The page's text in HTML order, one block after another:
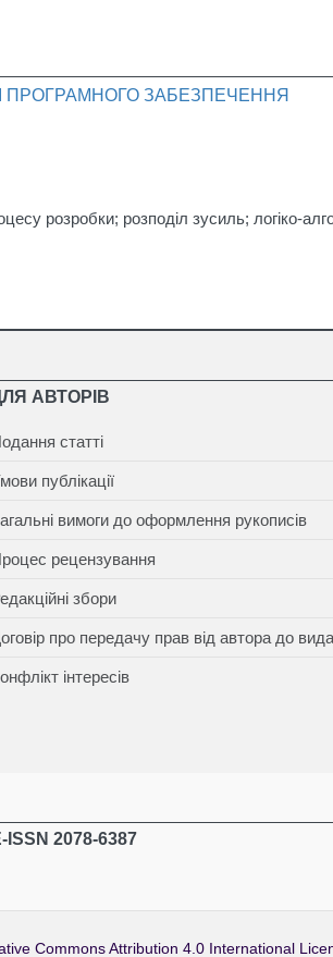
ПРОГРАМНОГО ЗАБЕЗПЕЧЕННЯ
розробки; розподіл зусиль; логіко-
АВТОРІВ
статті
публікації
вимоги до оформлення рукописів
рецензування
збори
про передачу прав від автора до
інтересів
ISSN 2078-6387
Commons Attribution 4.0 International